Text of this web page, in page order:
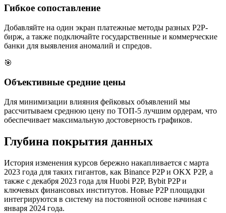
Гибкое сопоставление
Добавляйте на один экран платежные методы разных P2P-
бирж, а также подключайте государственные и коммерческие
банки для выявления аномалий и спредов.
🎯
Объективные средние цены
Для минимизации влияния фейковых объявлений мы
рассчитываем среднюю цену по ТОП-5 лучшим ордерам, что
обеспечивает максимальную достоверность графиков.
Глубина покрытия данных
История изменения курсов бережно накапливается с марта
2023 года для таких гигантов, как Binance P2P и OKX P2P, а
также с декабря 2023 года для Huobi P2P, Bybit P2P и
ключевых финансовых институтов. Новые P2P площадки
интегрируются в систему на постоянной основе начиная с
января 2024 года.